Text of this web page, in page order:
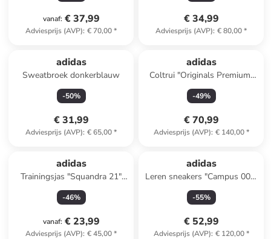
vanaf: € 37,99
Adviesprijs (AVP): € 70,00*
€ 34,99
Adviesprijs (AVP): € 80,00*
adidas
Sweatbroek donkerblauw
-50%
€ 31,99
Adviesprijs (AVP): € 65,00*
adidas
Coltrui "Originals Premium"
crème
-49%
€ 70,99
Adviesprijs (AVP): € 140,00*
adidas
Trainingsjas "Squandra 21"
groen
-46%
vanaf: € 23,99
Adviesprijs (AVP): € 45,00*
adidas
Leren sneakers "Campus 00s"
antraciet
-55%
€ 52,99
Adviesprijs (AVP): € 120,00*